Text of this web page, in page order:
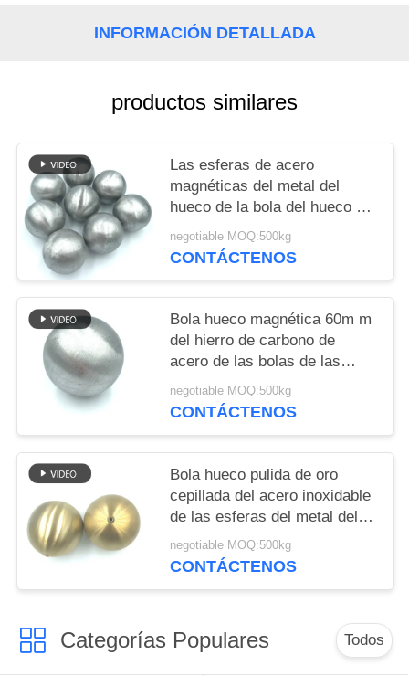
PRIVACY
INFORMACIÓN DETALLADA
productos similares
Las esferas de acero
magnéticas del metal del
hueco de la bola del hueco de
carbono pulieron la bola de
acero hueco
negotiable MOQ:500kg
CONTÁCTENOS
Bola hueco magnética 60m m
del hierro de carbono de
acero de las bolas de las
esferas huecos del metal
negotiable MOQ:500kg
CONTÁCTENOS
Bola hueco pulida de oro
cepillada del acero inoxidable
de las esferas del metal del
hueco de la rayita con la nuez
negotiable MOQ:500kg
CONTÁCTENOS
Categorías Populares Todos